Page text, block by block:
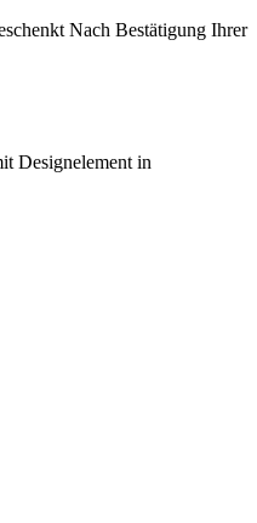
Nach Bestätigung Ihrer
Designelement in